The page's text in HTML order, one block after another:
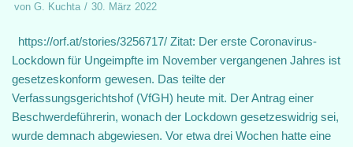
von G. Kuchta 30. März 2022
https://orf.at/stories/3256717/ Zitat: Der erste Coronavirus-
Lockdown für Ungeimpfte im November vergangenen Jahres ist
gesetzeskonform gewesen. Das teilte der
Verfassungsgerichtshof (VfGH) heute mit. Der Antrag einer
Beschwerdeführerin, wonach der Lockdown gesetzeswidrig sei,
wurde demnach abgewiesen. Vor etwa drei Wochen hatte eine